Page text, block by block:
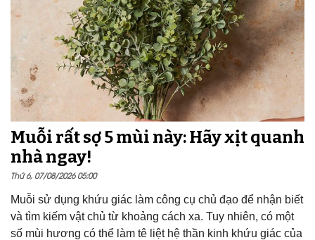
Muỗi rất sợ 5 mùi này: Hãy xịt quanh
nhà ngay!
Thứ 6, 07/08/2026 05:00
Muỗi sử dụng khứu giác làm công cụ chủ đạo để nhận biết
và tìm kiếm vật chủ từ khoảng cách xa. Tuy nhiên, có một
số mùi hương có thể làm tê liệt hệ thần kinh khứu giác của